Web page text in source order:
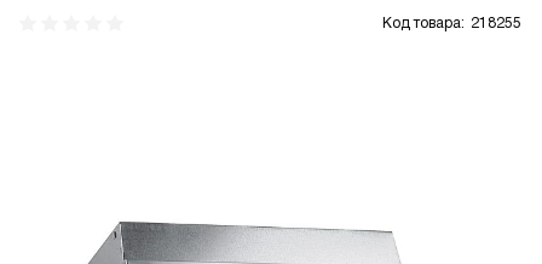
Код товара: 218255